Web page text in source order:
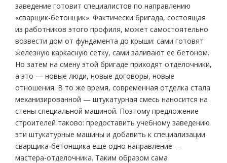
заведение готовит специалистов по направлению
«сварщик-бетонщик». Фактически бригада, состоящая
из работников этого профиля, может самостоятельно
возвести дом от фундамента до крыши: сами готовят
железную каркасную сетку, сами заливают ее бетоном.
Но затем на смену этой бригаде приходят отделочники,
а это — новые люди, новые договоры, новые
отношения. В то же время, современная отделка стала
механизированной — штукатурная смесь наносится на
стены специальной машиной. Поэтому предложение
строителей таково: предоставить учебному заведению
эти штукатурные машины и добавить к специализации
сварщика-бетонщика еще одно направление —
мастера-отделочника. Таким образом сама